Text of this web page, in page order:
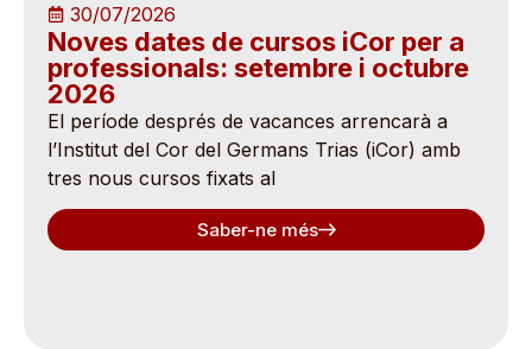
30/07/2026
Noves dates de cursos iCor per a
professionals: setembre i octubre
2026
El període després de vacances arrencarà a
l’Institut del Cor del Germans Trias (iCor) amb
tres nous cursos fixats al
Saber-ne més